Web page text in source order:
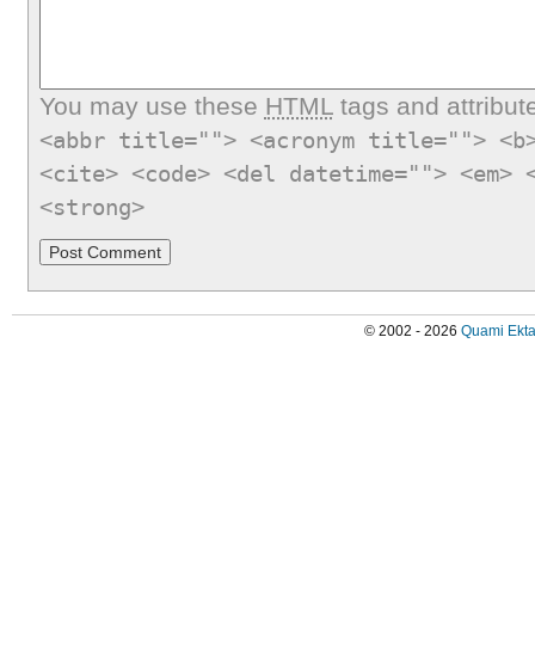
You may use these HTMLtags and
<abbr title=""> <acronym title="">
<cite> <code> <del datetime="">
<strong>
© 2002 - 2026 Quami